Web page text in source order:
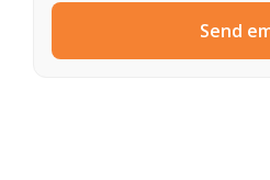
Send